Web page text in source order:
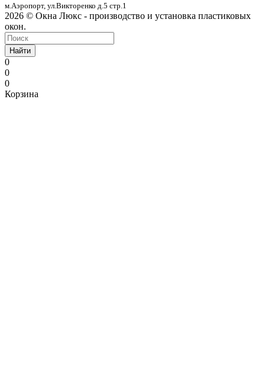
м.Аэропорт, ул.Викторенко д.5 стр.1
2026 © Окна Люкс - производство и установка пластиковых
окон.
Найти
0
0
0
Корзина